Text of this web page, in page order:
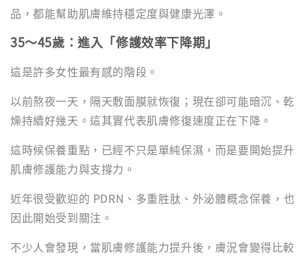
品，都能幫助肌膚維持穩定度與健康光澤。
35～45歲：進入「修護效率下降期」
這是許多女性最有感的階段。
以前熬夜一天，隔天敷面膜就恢復；現在卻可能暗沉、乾
燥持續好幾天。這其實代表肌膚修復速度正在下降。
這時候保養重點，已經不只是單純保濕，而是要開始提升
肌膚修護能力與支撐力。
近年很受歡迎的 PDRN、多重胜肽、外泌體概念保養，也
因此開始受到關注。
不少人會發現，當肌膚修護能力提升後，膚況會變得比較